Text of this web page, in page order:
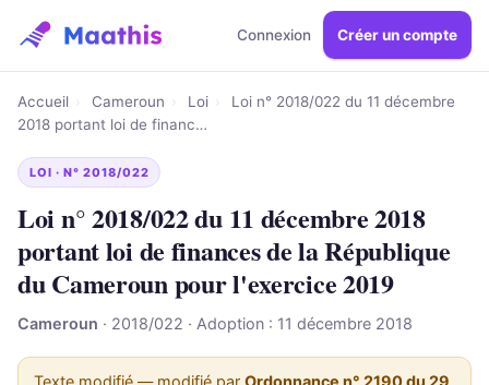
Connexion Créer un compte
Accueil Cameroun Loi
Loi n° 2018/022 du 11 décembre
2018 portant loi de financ…
LOI · N° 2018/022
Loi n° 2018/022 du 11 décembre 2018
portant loi de finances de la République
du Cameroun pour l'exercice 2019
Cameroun · 2018/022 · Adoption : 11 décembre 2018
Texte modifié — modifié parOrdonnance n° 2190 du 29